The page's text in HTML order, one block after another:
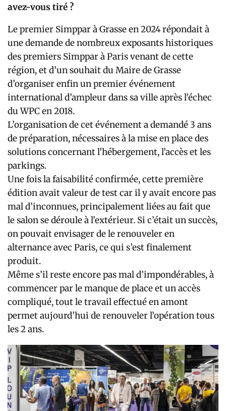
avez-vous tiré ?
Le premier Simppar à Grasse en 2024 répondait à
une demande de nombreux exposants historiques
des premiers Simppar à Paris venant de cette
région, et d’un souhait du Maire de Grasse
d’organiser enfin un premier événement
international d’ampleur dans sa ville après l’échec
du WPC en 2018.
L’organisation de cet événement a demandé 3 ans
de préparation, nécessaires à la mise en place des
solutions concernant l’hébergement, l’accès et les
parkings.
Une fois la faisabilité confirmée, cette première
édition avait valeur de test car il y avait encore pas
mal d’inconnues, principalement liées au fait que
le salon se déroule à l’extérieur. Si c’était un succès,
on pouvait envisager de le renouveler en
alternance avec Paris, ce qui s’est finalement
produit.
Même s’il reste encore pas mal d’impondérables, à
commencer par le manque de place et un accès
compliqué, tout le travail effectué en amont
permet aujourd’hui de renouveler l’opération tous
les 2 ans.